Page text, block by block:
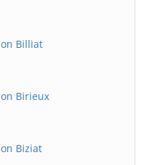
Billiat
Birieux
Biziat